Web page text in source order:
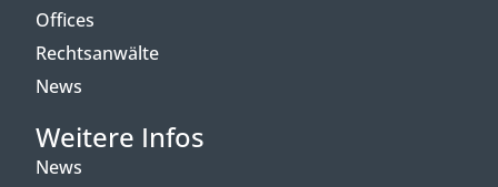
Offices
Rechtsanwälte
News
Weitere Infos
News